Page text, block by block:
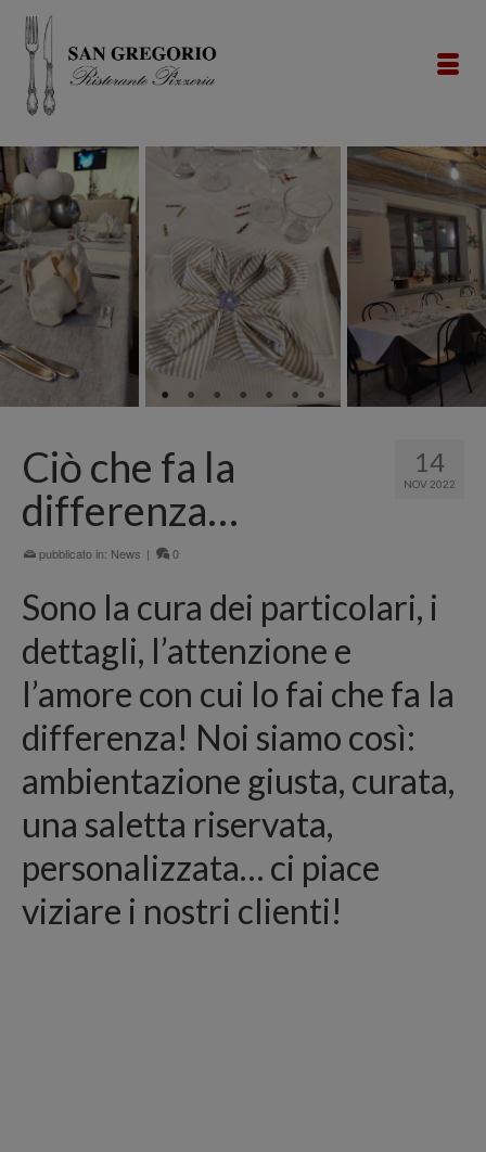
14
NOV 2022
Ciò che fa la
differenza…
pubblicato in: News | 0
Sono la cura dei particolari, i
dettagli, l’attenzione e
l’amore con cui lo fai che fa la
differenza! Noi siamo così:
ambientazione giusta, curata,
una saletta riservata,
personalizzata… ci piace
viziare i nostri clienti!